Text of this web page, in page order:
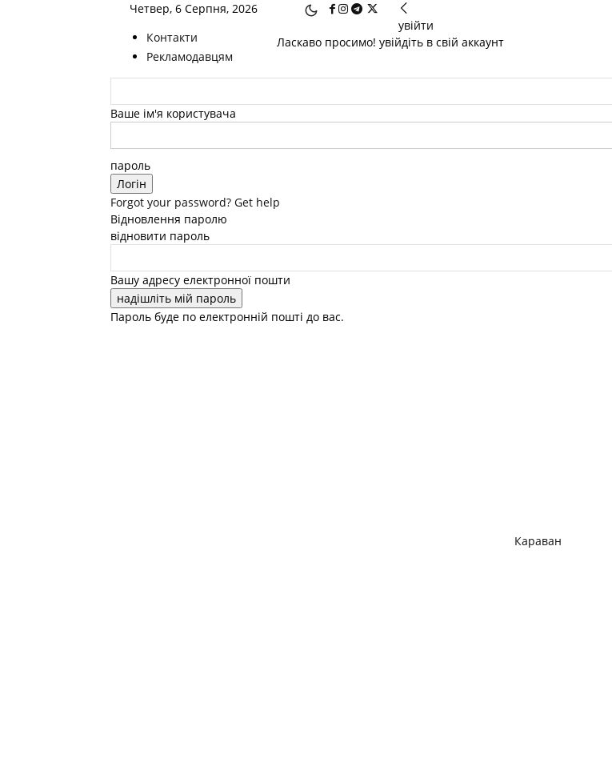
Четвер, 6 Серпня, 2026
Контакти
Рекламодавцям
увійти
Ласкаво просимо! увійдіть в свій аккаунт
Ваше ім'я користувача
пароль
Forgot your password? Get help
Відновлення паролю
відновити пароль
Вашу адресу електронної пошти
Пароль буде по електронній пошті до вас.
Караван